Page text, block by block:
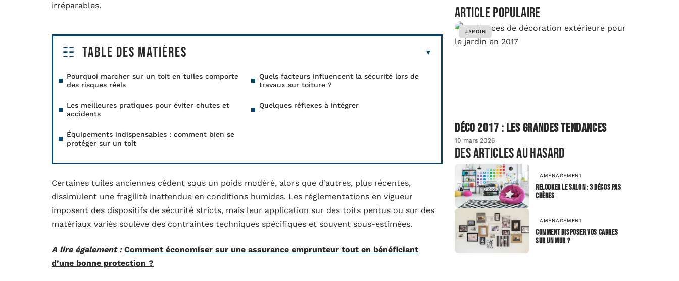
irréparables.
Table des matières
Pourquoi marcher sur un toit en tuiles comporte
des risques réels
Quels facteurs influencent la sécurité lors de
travaux sur toiture ?
Les meilleures pratiques pour éviter chutes et
accidents
Quelques réflexes à intégrer
Équipements indispensables : comment bien se
protéger sur un toit
Certaines tuiles anciennes cèdent sous un poids modéré, alors que d’autres, plus récentes,
dissimulent une fragilité inattendue en conditions humides. Les réglementations en vigueur
imposent des dispositifs de sécurité stricts, mais leur application sur des toits pentus ou sur des
matériaux variés soulève des contraintes techniques spécifiques et souvent sous-estimées.
A lire également : Comment économiser sur une assurance emprunteur tout en bénéficiant
d’une bonne protection ?
Article populaire
JARDIN
Déco 2017 : les grandes tendances
10 mars 2026
Des articles au hasard
AMÉNAGEMENT
Relooker le salon : 3 décos pas
chères
AMÉNAGEMENT
Comment disposer vos cadres
sur un mur ?